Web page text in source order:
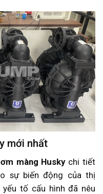
mới nhất
màng Huskychi tiết
sự biến động của thị
tố cấu hình đã nêu